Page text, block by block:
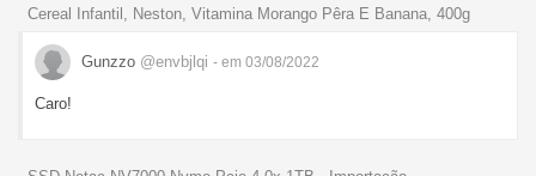
Cereal Infantil, Neston, Vitamina Morango Pêra E Banana, 400g
Gunzzo @envbjlqi - em 03/08/2022
Caro!